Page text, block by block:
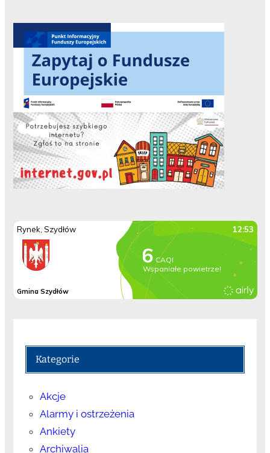
Kategorie
Akcje
Alarmy i ostrzeżenia
Ankiety
Archiwalia